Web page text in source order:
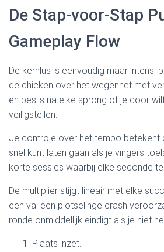
De Stap‑voor‑Stap
Gameplay Flow
De kernlus is eenvoudig maar intens:
de chicken over het wegennet met
en beslis na elke sprong of je door
veiligstellen.
Je controle over het tempo betekent
snel kunt laten gaan als je vingers
korte sessies waarbij elke seconde
De multiplier stijgt lineair met elke
een val een plotselinge crash
ronde onmiddellijk eindigt als je niet
Plaats inzet.